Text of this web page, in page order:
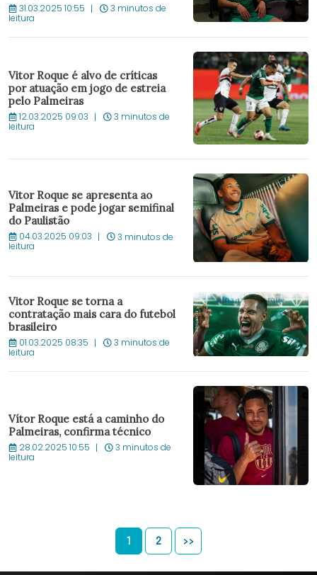
31.03.2025 10:55 3 minutos de
leitura
Vitor Roque é alvo de críticas
por atuação em jogo de estreia
pelo Palmeiras
12.03.2025 09:03 3 minutos de
leitura
Vitor Roque se apresenta ao
Palmeiras e pode jogar semifinal
do Paulistão
04.03.2025 09:03 3 minutos de
leitura
Vitor Roque se torna a
contratação mais cara do futebol
brasileiro
01.03.2025 08:35 3 minutos de
leitura
Vítor Roque está a caminho do
Palmeiras, confirma técnico
28.02.2025 10:55 3 minutos de
leitura
1 2 >>